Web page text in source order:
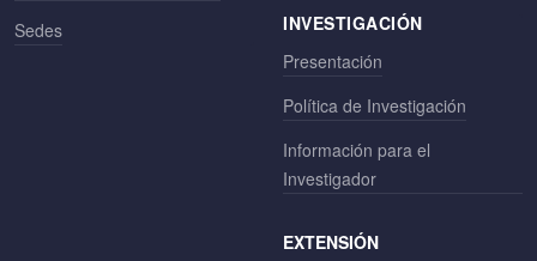
Sedes
INVESTIGACIÓN
Presentación
Política de Investigación
Información para el
Investigador
EXTENSIÓN